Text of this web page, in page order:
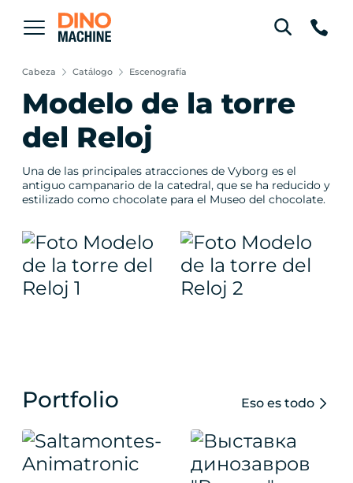
Cabeza Catálogo Escenografía
Modelo de la torre
del Reloj
Una de las principales atracciones de Vyborg es el
antiguo campanario de la catedral, que se ha reducido y
estilizado como chocolate para el Museo del chocolate.
Portfolio Eso es todo